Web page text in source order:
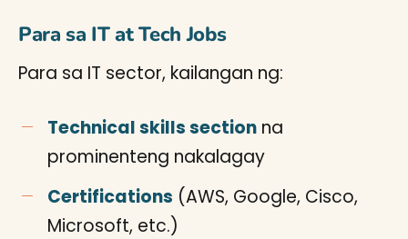
Para sa IT at Tech Jobs
Para sa IT sector, kailangan ng:
Technical skills section na
prominenteng nakalagay
Certifications (AWS, Google, Cisco,
Microsoft, etc.)